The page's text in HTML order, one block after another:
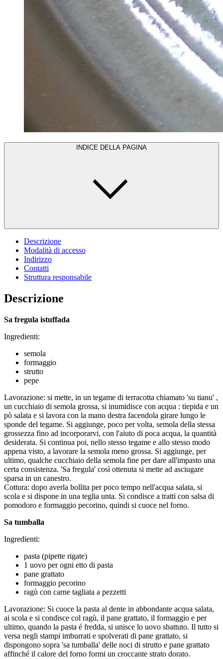
INDICE DELLA PAGINA
Descrizione
Modalità di accesso
Indirizzo
Contatti
Struttura responsabile
Descrizione
Sa fregula istuffada
Ingredienti:
semola
formaggio
strutto
pepe
Lavorazione: si mette, in un tegame di terracotta chiamato 'su tianu' ,
un cucchiaio di semola grossa, si inumidisce con acqua : tiepida e un
pò salata e si lavora con la mano destra facendola girare lungo le
sponde del tegame. Si aggiunge, poco per volta, semola della stessa
grossezza fino ad incorporarvi, con l'aiuto di poca acqua, la quantità
desiderata. Si continua poi, nello stesso tegame e allo stesso modo
appena visto, a lavorare la semola meno grossa. Si aggiunge, per
ultimo, qualche cucchiaio della semola fine per dare all'impasto una
certa consistenza. 'Sa fregula' così ottenuta si mette ad asciugare
sparsa in un canestro.
Cottura: dopo averla bollita per poco tempo nell'acqua salata, si
scola e si dispone in una teglia unta. Si condisce a tratti con salsa di
pomodoro e formaggio pecorino, quindi si cuoce nel forno.
Sa tumballa
Ingredienti:
pasta (pipette rigate)
1 uovo per ogni etto di pasta
pane grattato
formaggio pecorino
ragù con carne tagliata a pezzetti
Lavorazione: Si cuoce la pasta al dente in abbondante acqua salata,
ai scola e si condisce col ragù, il pane grattato, il formaggio e per
ultimo, quando la pasta é fredda, si unisce lo uovo sbattuto. Il tutto si
versa negli stampi imburrati e spolverati di pane grattato, si
dispongono sopra 'sa tumballa' delle noci di strutto e pane grattato
affinché il calore del forno formi un croccante strato dorato.